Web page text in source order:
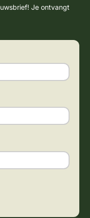
Je ontvangt